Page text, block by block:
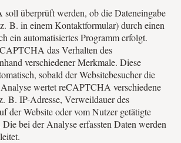
überprüft werden, ob die Dateneingabe
B. in einem Kontaktformular) durch einen
ein automatisiertes Programm erfolgt.
das Verhalten des
verschiedener Merkmale. Diese
sobald der Websitebesucher die
wertet reCAPTCHA verschiedene
B. IP-Adresse, Verweildauer des
der Website oder vom Nutzer getätigte
bei der Analyse erfassten Daten werden